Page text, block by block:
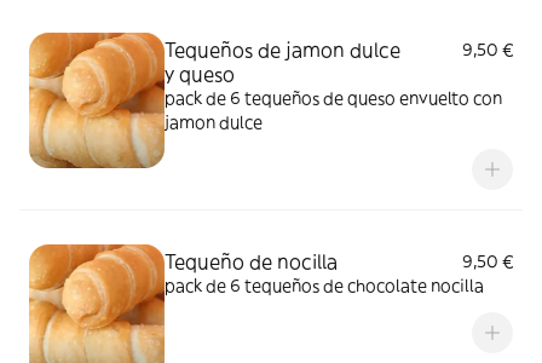
Tequeños de jamon dulce
y queso
9,50 €
pack de 6 tequeños de queso envuelto con
jamon dulce
Tequeño de nocilla
9,50 €
pack de 6 tequeños de chocolate nocilla